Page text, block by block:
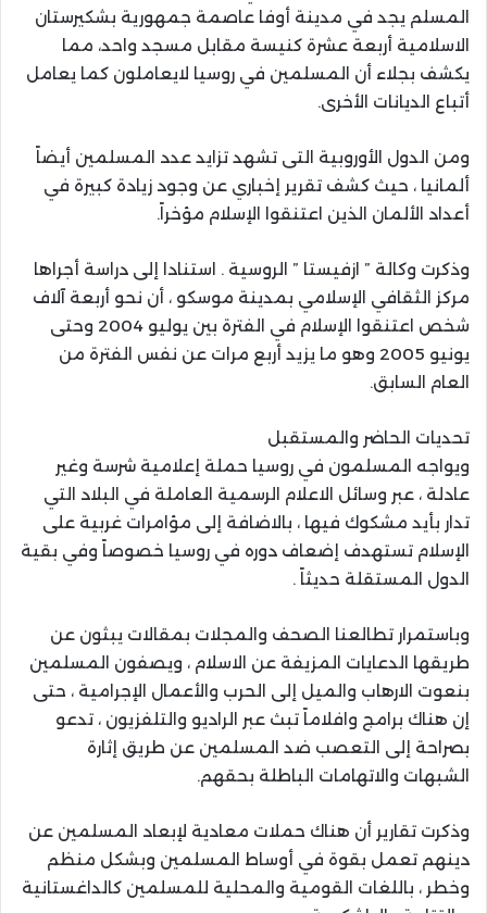
المسلم يجد في مدينة أوفا عاصمة جمهورية بشكيرستان
الاسلامية أربعة عشرة كنيسة مقابل مسجد واحد، مما
يكشف بجلاء أن المسلمين في روسيا لايعاملون كما يعامل
أتباع الديانات الأخرى.
ومن الدول الأوروبية التى تشهد تزايد عدد المسلمين أيضاً
ألمانيا ، حيث كشف تقرير إخباري عن وجود زيادة كبيرة في
أعداد الألمان الذين اعتنقوا الإسلام مؤخراً.
وذكرت وكالة ” ازفيستا ” الروسية . استنادا إلى دراسة أجراها
مركز الثقافي الإسلامي بمدينة موسكو ، أن نحو أربعة آلاف
شخص اعتنقوا الإسلام في الفترة بين يوليو 2004 وحتى
يونيو 2005 وهو ما يزيد أربع مرات عن نفس الفترة من
العام السابق.
تحديات الحاضر والمستقبل
ويواجه المسلمون في روسيا حملة إعلامية شرسة وغير
عادلة ، عبر وسائل الاعلام الرسمية العاملة في البلاد التي
تدار بأيد مشكوك فيها ، بالاضافة إلى مؤامرات غربية على
الإسلام تستهدف إضعاف دوره في روسيا خصوصاً وفي بقية
الدول المستقلة حديثاً .
وباستمرار تطالعنا الصحف والمجلات بمقالات يبثون عن
طريقها الدعايات المزيفة عن الاسلام ، ويصفون المسلمين
بنعوت الارهاب والميل إلى الحرب والأعمال الإجرامية ، حتى
إن هناك برامج وافلاماً تبث عبر الراديو والتلفزيون ، تدعو
بصراحة إلى التعصب ضد المسلمين عن طريق إثارة
الشبهات والاتهامات الباطلة بحقهم.
وذكرت تقارير أن هناك حملات معادية لإبعاد المسلمين عن
دينهم تعمل بقوة في أوساط المسلمين وبشكل منظم
وخطر ، باللغات القومية والمحلية للمسلمين كالداغستانية